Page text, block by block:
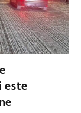
este